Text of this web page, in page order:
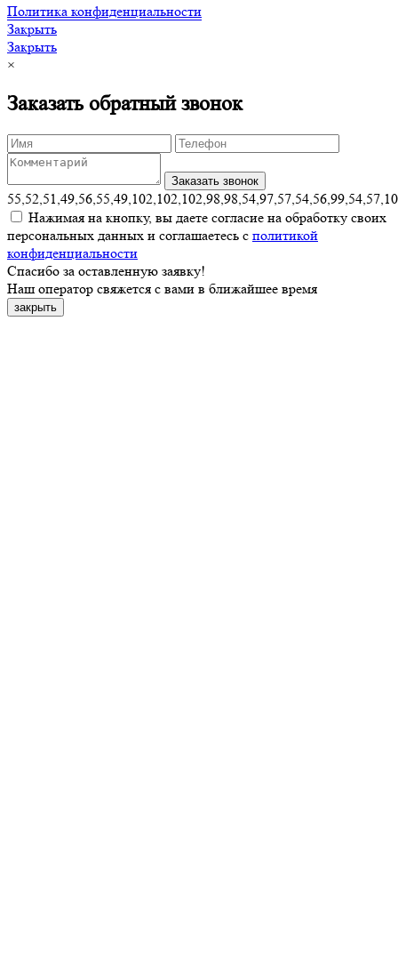
Политика конфиденциальности
Закрыть
Закрыть
×
Заказать обратный звонок
Нажимая на кнопку, вы даете согласие на обработку своих
персональных данных и соглашаетесь с политикой
конфиденциальности
Спасибо за оставленную заявку!
Наш оператор свяжется с вами в ближайшее время
закрыть